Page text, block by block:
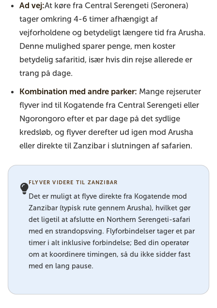
Ad vej:At køre fra Central Serengeti (Seronera)
tager omkring 4-6 timer afhængigt af
vejforholdene og betydeligt længere tid fra Arusha.
Denne mulighed sparer penge, men koster
betydelig safaritid, især hvis din rejse allerede er
trang på dage.
Kombination med andre parker: Mange rejseruter
flyver ind til Kogatende fra Central Serengeti eller
Ngorongoro efter et par dage på det sydlige
kredsløb, og flyver derefter ud igen mod Arusha
eller direkte til Zanzibar i slutningen af safarien.
FLYVER VIDERE TIL ZANZIBAR
Det er muligt at flyve direkte fra Kogatende mod
Zanzibar (typisk rute gennem Arusha), hvilket gør
det ligetil at afslutte en Northern Serengeti-safari
med en strandopsving. Flyforbindelser tager et par
timer i alt inklusive forbindelse; Bed din operatør
om at koordinere timingen, så du ikke sidder fast
med en lang pause.